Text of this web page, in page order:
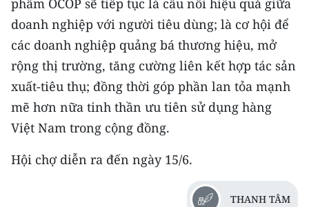
Đồng bằng sông Hồng
Bắc Trung Bộ
Duyên hải Nam Trung Bộ và Tây
Nguyên
Đông Nam Bộ
Đồng bằng sông Cửu Long
phẩm OCOP sẽ tiếp tục là cầu nối hiệu quả giữa
doanh nghiệp với người tiêu dùng; là cơ hội để
các doanh nghiệp quảng bá thương hiệu, mở
rộng thị trường, tăng cường liên kết hợp tác sản
xuất-tiêu thụ; đồng thời góp phần lan tỏa mạnh
mẽ hơn nữa tinh thần ưu tiên sử dụng hàng
Việt Nam trong cộng đồng.
Hội chợ diễn ra đến ngày 15/6.
THANH TÂM